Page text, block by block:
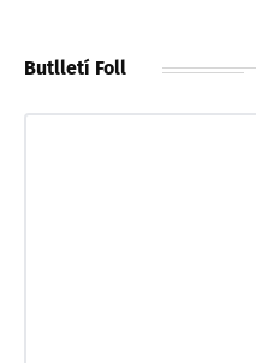
Butlletí Foll